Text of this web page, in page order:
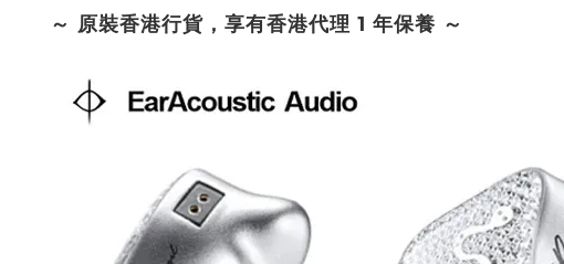
～ 原裝香港行貨，享有香港代理 1 年保養 ～